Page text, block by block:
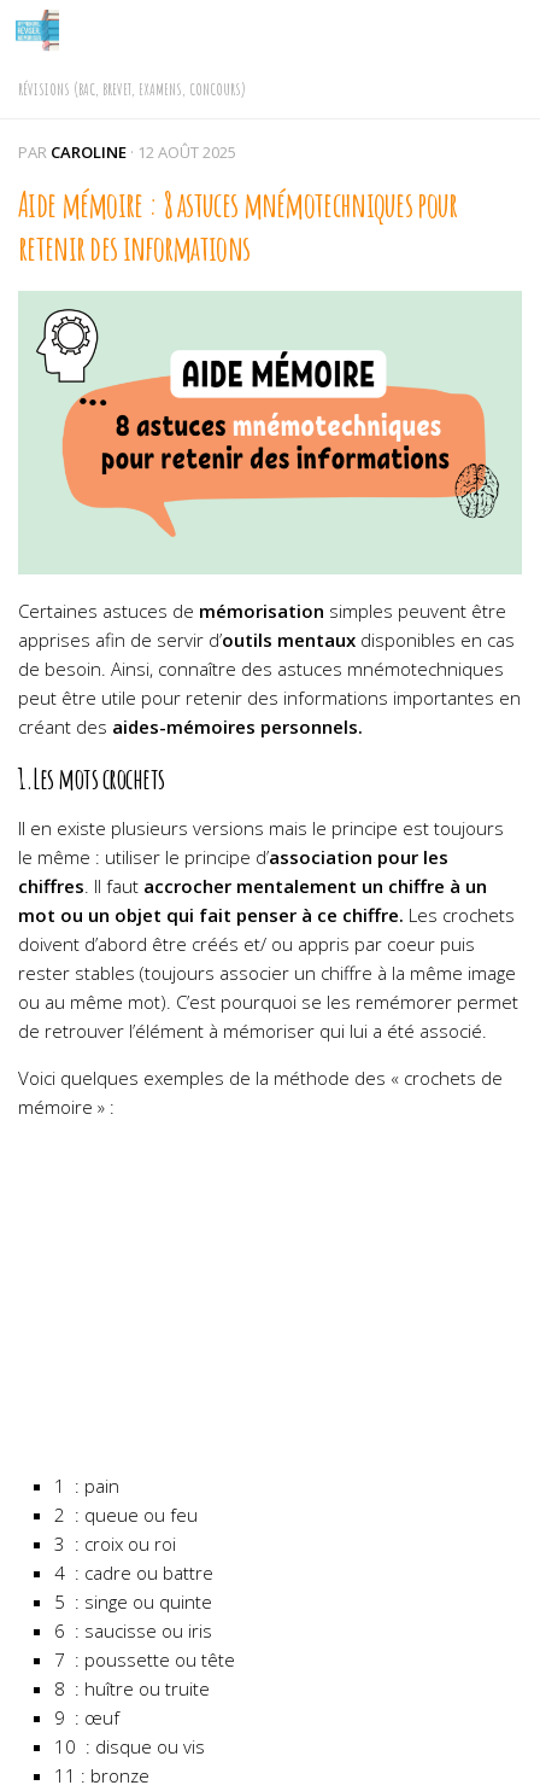
Skip to content
RÉVISIONS (BAC, BREVET, EXAMENS, CONCOURS)
PAR CAROLINE · 12 AOÛT 2025
Aide mémoire : 8 astuces mnémotechniques pour
retenir des informations
Certaines astuces de mémorisation simples peuvent être
apprises afin de servir d’outils mentaux disponibles en cas
de besoin. Ainsi, connaître des astuces mnémotechniques
peut être utile pour retenir des informations importantes en
créant des aides-mémoires personnels.
1.Les mots crochets
Il en existe plusieurs versions mais le principe est toujours
le même : utiliser le principe d’association pour les
chiffres. Il faut accrocher mentalement un chiffre à un
mot ou un objet qui fait penser à ce chiffre. Les crochets
doivent d’abord être créés et/ ou appris par coeur puis
rester stables (toujours associer un chiffre à la même image
ou au même mot). C’est pourquoi se les remémorer permet
de retrouver l’élément à mémoriser qui lui a été associé.
Voici quelques exemples de la méthode des « crochets de
mémoire » :
1 : pain
2 : queue ou feu
3 : croix ou roi
4 : cadre ou battre
5 : singe ou quinte
6 : saucisse ou iris
7 : poussette ou tête
8 : huître ou truite
9 : œuf
10 : disque ou vis
11 : bronze